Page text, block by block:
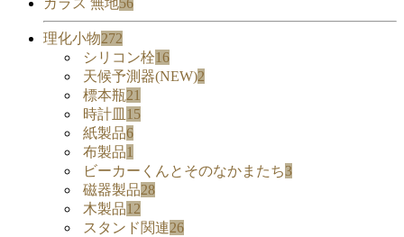
理化小物272
シリコン栓16
天候予測器(NEW)2
標本瓶21
時計皿 15
紙製品6
布製品1
ビーカーくんとそのなかまたち3
磁器製品28
木製品12
スタンド関連26